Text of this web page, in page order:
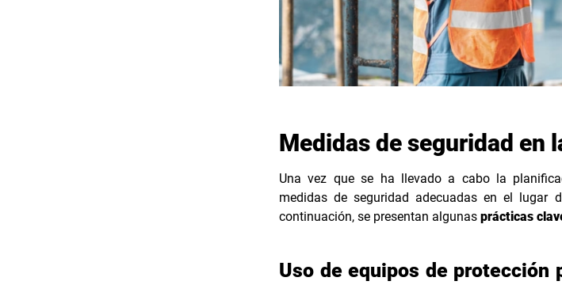
Medidas de seguridad en
Una vez que se ha llevado a cabo la
medidas de seguridad adecuadas en el lugar
continuación, se presentan algunas prácticas
Uso de equipos de protección